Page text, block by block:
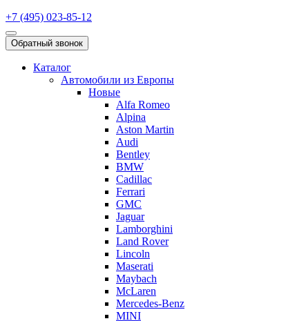
+7 (495) 023-85-12
Обратный звонок
Каталог
Автомобили из Европы
Новые
Alfa Romeo
Alpina
Aston Martin
Audi
Bentley
BMW
Cadillac
Ferrari
GMC
Jaguar
Lamborghini
Land Rover
Lincoln
Maserati
Maybach
McLaren
Mercedes-Benz
MINI